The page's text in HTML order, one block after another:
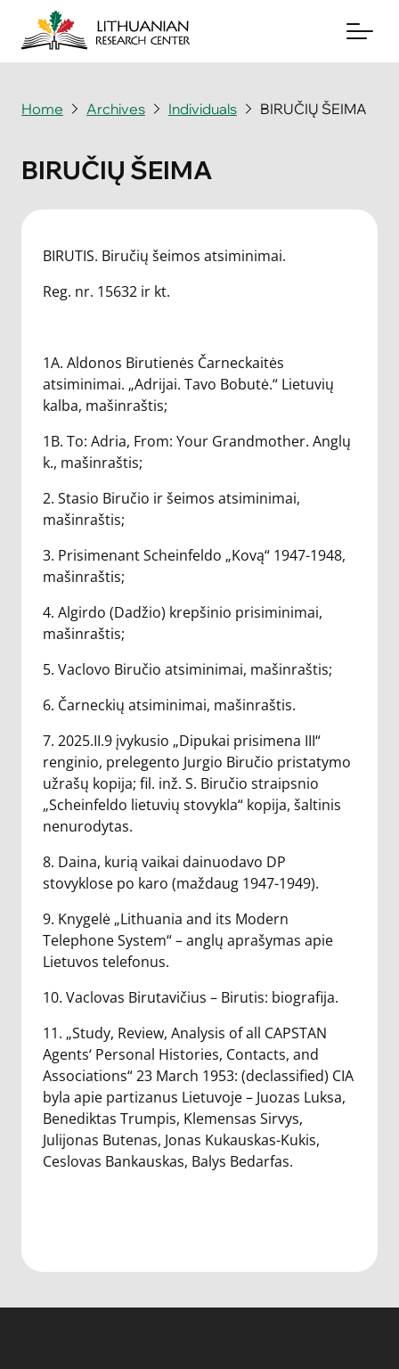
Archives
Books
News & Events
Contact Us
Home Archives Individuals BIRUČIŲ ŠEIMA
BIRUČIŲ ŠEIMA
BIRUTIS. Biručių šeimos atsiminimai.
Reg. nr. 15632 ir kt.
1A. Aldonos Birutienės Čarneckaitės
atsiminimai. „Adrijai. Tavo Bobutė.“ Lietuvių
kalba, mašinraštis;
1B. To: Adria, From: Your Grandmother. Anglų
k., mašinraštis;
2. Stasio Biručio ir šeimos atsiminimai,
mašinraštis;
3. Prisimenant Scheinfeldo „Kovą“ 1947-1948,
mašinraštis;
4. Algirdo (Dadžio) krepšinio prisiminimai,
mašinraštis;
5. Vaclovo Biručio atsiminimai, mašinraštis;
6. Čarneckių atsiminimai, mašinraštis.
7. 2025.II.9 įvykusio „Dipukai prisimena III“
renginio, prelegento Jurgio Biručio pristatymo
užrašų kopija; fil. inž. S. Biručio straipsnio
„Scheinfeldo lietuvių stovykla“ kopija, šaltinis
nenurodytas.
8. Daina, kurią vaikai dainuodavo DP
stovyklose po karo (maždaug 1947-1949).
9. Knygelė „Lithuania and its Modern
Telephone System“ – anglų aprašymas apie
Lietuvos telefonus.
10. Vaclovas Birutavičius – Birutis: biografija.
11. „Study, Review, Analysis of all CAPSTAN
Agents‘ Personal Histories, Contacts, and
Associations“ 23 March 1953: (declassified) CIA
byla apie partizanus Lietuvoje – Juozas Luksa,
Benediktas Trumpis, Klemensas Sirvys,
Julijonas Butenas, Jonas Kukauskas-Kukis,
Ceslovas Bankauskas, Balys Bedarfas.